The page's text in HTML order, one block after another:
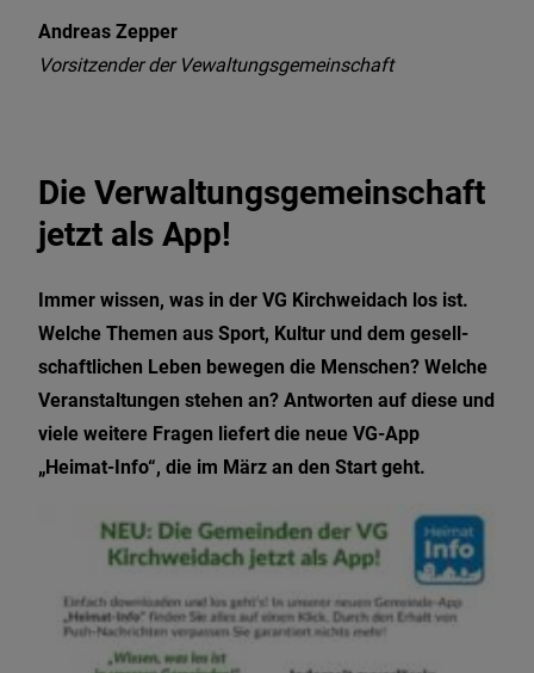
Andreas Zepper
Vorsitzender der Vewaltungsgemeinschaft
Die Verwaltungsgemeinschaft
jetzt als App!
Immer wissen, was in der VG Kirchweidach los ist.
Welche Themen aus Sport, Kultur und dem gesell­
schaftlichen Leben bewegen die Men­schen? Welche
Veranstaltungen stehen an? Antwor­ten auf diese und
viele weitere Fragen liefert die neue VG-App
„Heimat-Info“, die im März an den Start geht.